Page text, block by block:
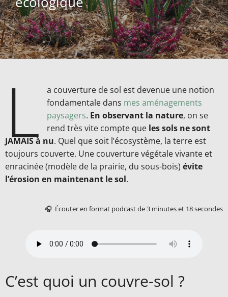
L
a couverture de sol est devenue une notion
fondamentale dans mes aménagements
paysagers. En observant la nature, on se
rend très vite compte que les sols ne sont
JAMAIS à nu. Quel que soit l’écosystème, la terre est
toujours couverte. Une couverture végétale vivante et
enracinée (modèle de la prairie, du sous-bois) évite
l’érosion en maintenant le sol.
🎧 Écouter en format podcast de 3 minutes et 18 secondes
C’est quoi un couvre-sol ?